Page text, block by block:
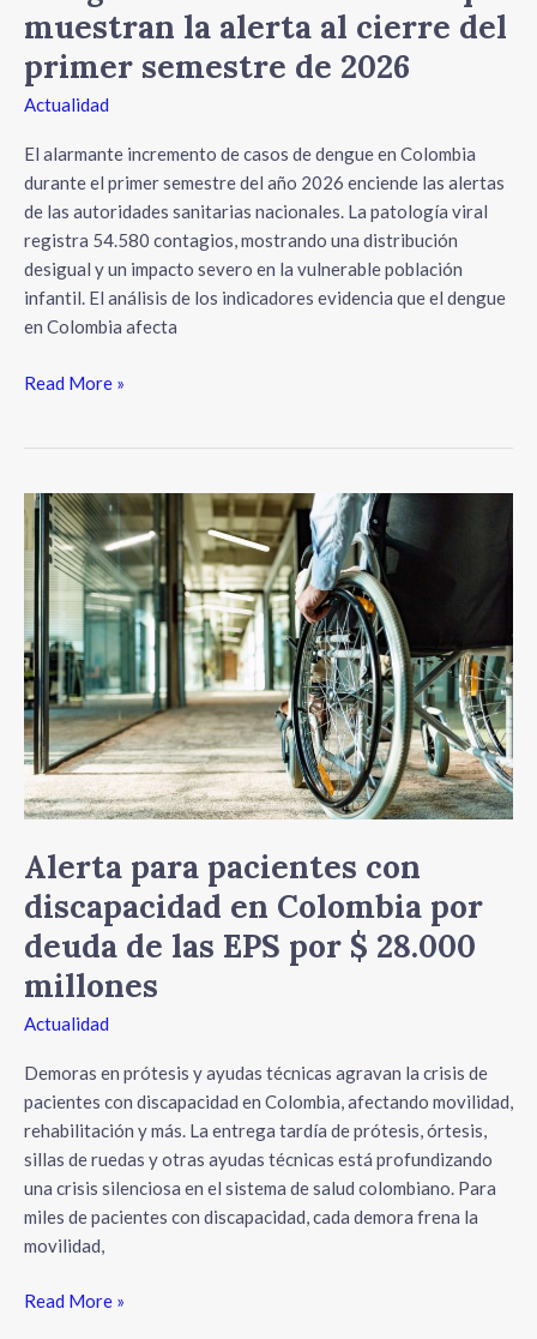
muestran la alerta al cierre del
primer semestre de 2026
Actualidad
El alarmante incremento de casos de dengue en Colombia
durante el primer semestre del año 2026 enciende las alertas
de las autoridades sanitarias nacionales. La patología viral
registra 54.580 contagios, mostrando una distribución
desigual y un impacto severo en la vulnerable población
infantil. El análisis de los indicadores evidencia que el dengue
en Colombia afecta
Read More »
Alerta para pacientes con
discapacidad en Colombia por
deuda de las EPS por $ 28.000
millones
Actualidad
Demoras en prótesis y ayudas técnicas agravan la crisis de
pacientes con discapacidad en Colombia, afectando movilidad,
rehabilitación y más. La entrega tardía de prótesis, órtesis,
sillas de ruedas y otras ayudas técnicas está profundizando
una crisis silenciosa en el sistema de salud colombiano. Para
miles de pacientes con discapacidad, cada demora frena la
movilidad,
Alerta
para
pacientes
con
discapacidad
en
Colombia
por
deuda
de
las
EPS
por
$
28.000
millones
Read More »